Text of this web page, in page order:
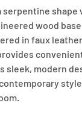
shape
wood
in faux
sleek, modern